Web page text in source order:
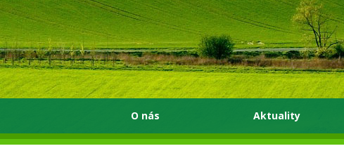
O nás Aktuality